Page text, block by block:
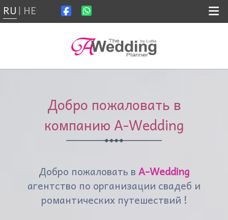
RU | HE
Выбрать страну
Новости
Ассистент по СтуПро
Добро пожаловать в
компанию A-Wedding
Добро пожаловать вA-Wedding
агентство по организации свадеб и
романтических путешествий !